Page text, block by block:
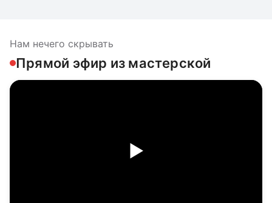
Нам нечего скрывать
Прямой эфир из мастерской
▶